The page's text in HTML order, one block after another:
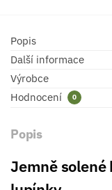
Popis
Další informace
Výrobce
Hodnocení
0
Popis
Jemně